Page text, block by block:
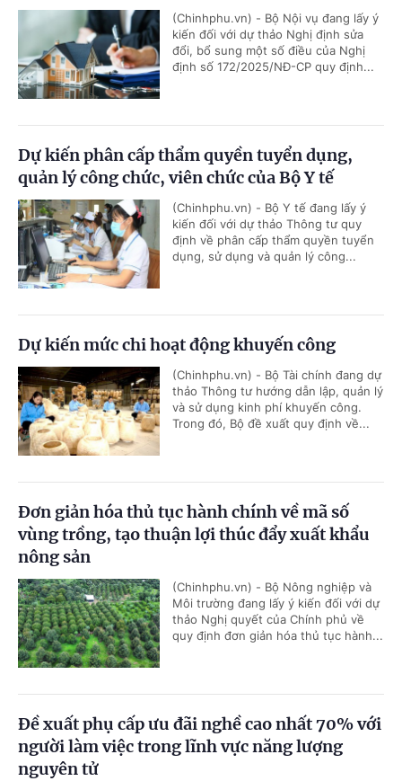
(Chinhphu.vn) - Bộ Nội vụ đang lấy ý
kiến đối với dự thảo Nghị định sửa
đổi, bổ sung một số điều của Nghị
định số 172/2025/NĐ-CP quy định...
Dự kiến phân cấp thẩm quyền tuyển dụng,
quản lý công chức, viên chức của Bộ Y tế
(Chinhphu.vn) - Bộ Y tế đang lấy ý
kiến đối với dự thảo Thông tư quy
định về phân cấp thẩm quyền tuyển
dụng, sử dụng và quản lý công...
Dự kiến mức chi hoạt động khuyến công
(Chinhphu.vn) - Bộ Tài chính đang dự
thảo Thông tư hướng dẫn lập, quản lý
và sử dụng kinh phí khuyến công.
Trong đó, Bộ đề xuất quy định về...
Đơn giản hóa thủ tục hành chính về mã số
vùng trồng, tạo thuận lợi thúc đẩy xuất khẩu
nông sản
(Chinhphu.vn) - Bộ Nông nghiệp và
Môi trường đang lấy ý kiến đối với dự
thảo Nghị quyết của Chính phủ về
quy định đơn giản hóa thủ tục hành...
Đề xuất phụ cấp ưu đãi nghề cao nhất 70% với
người làm việc trong lĩnh vực năng lượng
nguyên tử